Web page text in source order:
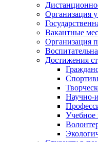
Организация
Вакантные
Организация
Достижения
Научно-
Учебное